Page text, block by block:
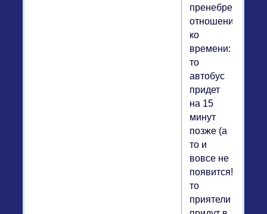
отношение
ко
времени:
то
автобус
придет
на 15
минут
позже (а
то и
вовсе не
появится!),
то
приятели